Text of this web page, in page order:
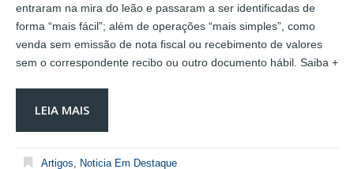
entraram na mira do leão e passaram a ser identificadas de
forma “mais fácil”; além de operações “mais simples”, como
venda sem emissão de nota fiscal ou recebimento de valores
sem o correspondente recibo ou outro documento hábil. Saiba +
LEIA MAIS
Artigos, Noticia Em Destaque